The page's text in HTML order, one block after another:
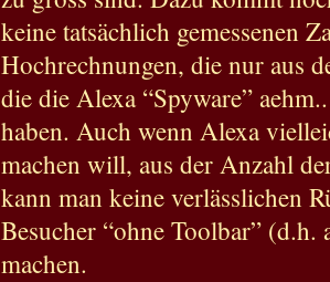
keine tatsächlich gemessenen
Hochrechnungen, die nur aus
die die Alexa “Spyware”
haben. Auch wenn Alexa
machen will, aus der Anzahl
kann man keine verlässlichen
Besucher “ohne Toolbar” (d.h.
machen.